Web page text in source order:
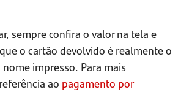
sempre confira o valor na tela e
o cartão devolvido é realmente o
impresso. Para mais
ao pagamento por